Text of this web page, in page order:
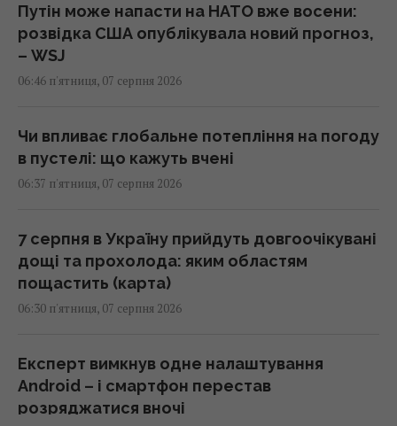
Путін може напасти на НАТО вже восени:
розвідка США опублікувала новий прогноз,
– WSJ
06:46 п'ятниця, 07 серпня 2026
Чи впливає глобальне потепління на погоду
в пустелі: що кажуть вчені
06:37 п'ятниця, 07 серпня 2026
7 серпня в Україну прийдуть довгоочікувані
дощі та прохолода: яким областям
пощастить (карта)
06:30 п'ятниця, 07 серпня 2026
Експерт вимкнув одне налаштування
Android – і смартфон перестав
розряджатися вночі